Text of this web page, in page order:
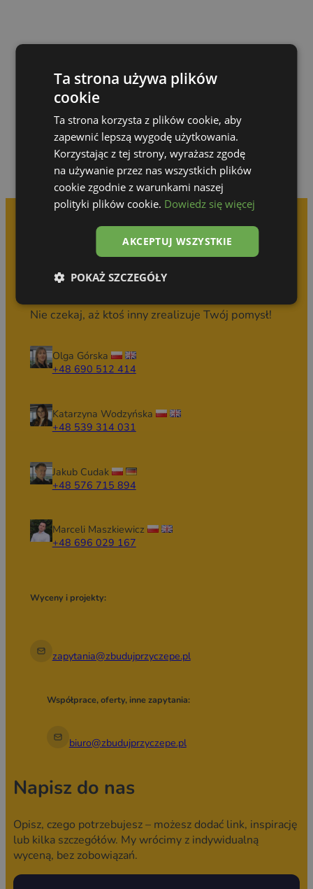
Przejdź do galerii
Umów się na
bezpłatną konsultację
Nie czekaj, aż ktoś inny zrealizuje Twój pomysł!
Olga Górska
+48 690 512 414
Katarzyna Wodzyńska
+48 539 314 031
Jakub Cudak
+48 576 715 894
Marceli Maszkiewicz
+48 696 029 167
Wyceny i projekty:
zapytania@zbudujprzyczepe.pl
Współprace, oferty, inne zapytania:
biuro@zbudujprzyczepe.pl
Napisz do nas
Opisz, czego potrzebujesz – możesz dodać link, inspirację
lub kilka szczegółów. My wrócimy z indywidualną
wyceną, bez zobowiązań.
Ta strona używa plików
cookie
Ta strona korzysta z plików cookie, aby
zapewnić lepszą wygodę użytkowania.
Korzystając z tej strony, wyrażasz zgodę
na używanie przez nas wszystkich plików
cookie zgodnie z warunkami naszej
polityki plików cookie. Dowiedz się więcej
AKCEPTUJ WSZYSTKIE
POKAŻ SZCZEGÓŁY